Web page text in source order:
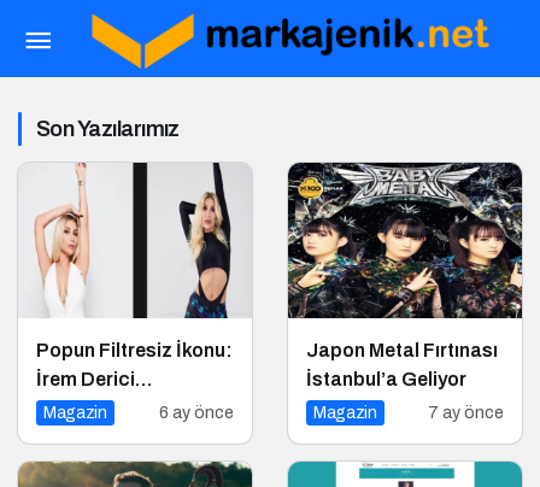
Son Yazılarımız
Popun Filtresiz İkonu:
İrem Derici
Markasının Genetik
Magazin 6 ay önce
Japon Metal Fırtınası
İstanbul’a Geliyor
Magazin 7 ay önce